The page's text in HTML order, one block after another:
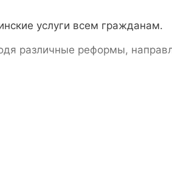
услуги всем гражданам.
различные реформы,